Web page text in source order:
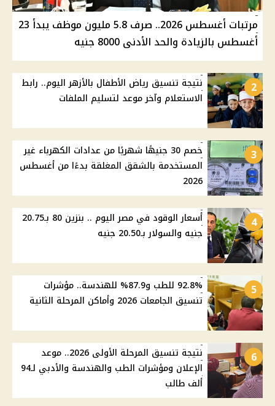
مرتبات أغسطس 2026.. صرف 5.8 مليون موظف يبدأ 23
أغسطس بالزيادة والحد الأدنى 8000 جنيه
2
نتيجة تنسيق رياض الأطفال بالأزهر اليوم.. رابط
الاستعلام وآخر موعد لتسليم الملفات
3
خصم 30 جنيهًا شهريًا من عدادات الكهرباء غير
المستخدمة بالشقق المغلقة بدءًا من أغسطس
2026
4
أسعار الوقود في مصر اليوم .. بنزين 80 بـ20.75
جنيه والسولار بـ20.50 جنيه
5
92.8% للطب و87.9% للهندسة.. مؤشرات
تنسيق الجامعات 2026 وأماكن المرحلة الثانية
6
نتيجة تنسيق المرحلة الأولى 2026.. موعد
الإعلان ومؤشرات الطب والهندسة والأدبي لـ94
ألف طالب